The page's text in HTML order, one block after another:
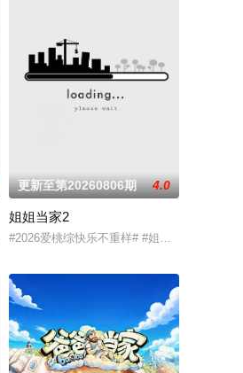
脉络，探索更全面的世界文化旅
经命运选择、心动拉扯与现实抉择，在真
陆腹地，他们只有一辆车和一车椰子们，通
更新至第20260806期 4.0
姐姐当家2
#2026爱桃综快乐不重样# #姐姐当家# 第二